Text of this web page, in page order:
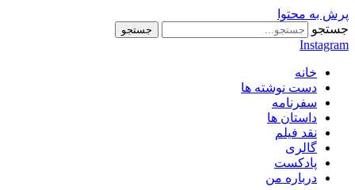
پرش به محتوا
جستجو
جستجو
Instagram
خانه
دست نوشته ها
سفرنامه
داستان ها
نقد فیلم
گالری
پادکست
درباره من